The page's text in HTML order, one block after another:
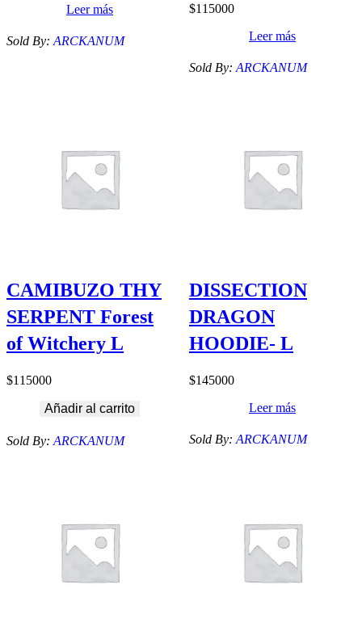
Leer más
Sold By: ARCKANUM
$115000
Leer más
Sold By: ARCKANUM
CAMIBUZO THY
SERPENT Forest
of Witchery L
$115000
Añadir al carrito
Sold By: ARCKANUM
DISSECTION
DRAGON
HOODIE- L
$145000
Leer más
Sold By: ARCKANUM